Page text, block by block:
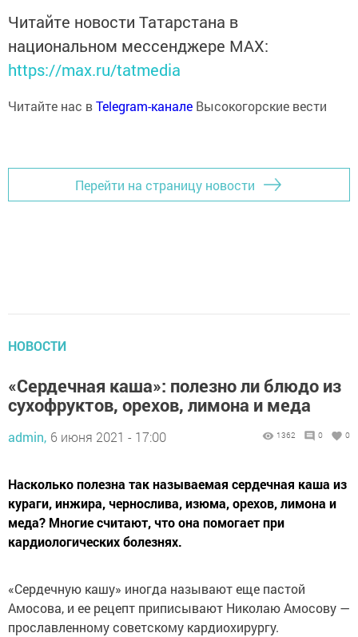
Читайте новости Татарстана в
национальном мессенджере MАХ:
https://max.ru/tatmedia
Читайте нас вTelegram-канале Высокогорские вести
Перейти на страницу новости
НОВОСТИ
«Сердечная каша»: полезно ли блюдо из
сухофруктов, орехов, лимона и меда
admin, 6 июня 2021 - 17:00 1362 0 0
Насколько полезна так называемая сердечная каша из
кураги, инжира, чернослива, изюма, орехов, лимона и
меда? Многие считают, что она помогает при
кардиологических болезнях.
«Сердечную кашу» иногда называют еще пастой
Амосова, и ее рецепт приписывают Николаю Амосову —
прославленному советскому кардиохирургу.